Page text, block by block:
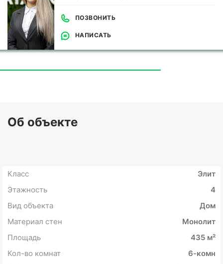
ПОЗВОНИТЬ
НАПИСАТЬ
Об объекте
Класс
Элит
Этажность
4
Вид объекта
Дом
Материал стен
Монолит
Площадь
435 м²
Кол-во комнат
6-комн